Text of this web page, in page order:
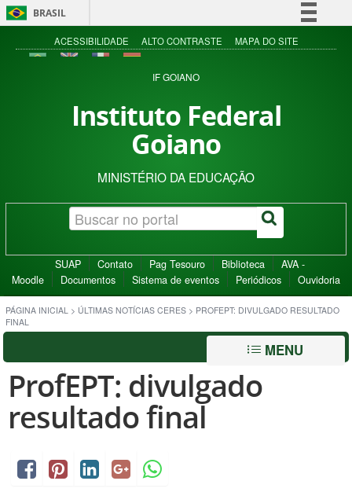
BRASIL
Simplifique!
Acesso à informação
ACESSIBILIDADE ALTO CONTRASTE MAPA DO SITE
IF GOIANO
Instituto Federal
Goiano
MINISTÉRIO DA EDUCAÇÃO
SUAP Contato Pag Tesouro Biblioteca
AVA -
Moodle
Documentos Sistema de eventos Periódicos Ouvidoria
PÁGINA INICIAL > ÚLTIMAS NOTÍCIAS CERES > PROFEPT: DIVULGADO RESULTADO
FINAL
MENU
ProfEPT: divulgado
resultado final